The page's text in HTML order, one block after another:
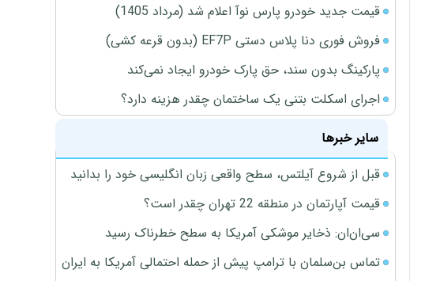
قیمت جدید خودرو پارس نوآ اعلام شد (مرداد 1405)
فروش فوری دنا پلاس دستی EF7P (بدون قرعه کشی)
پارکینگ بدون سند، حق پارک خودرو ایجاد نمی‌کند
اجرای اسکلت بتنی یک ساختمان چقدر هزینه دارد؟
سایر خبرها
قبل از شروع آیلتس، سطح واقعی زبان انگلیسی خود را بدانید
قیمت آپارتمان در منطقه 22 تهران چقدر است؟
سی‌ان‌ان: ذخایر موشکی آمریکا به سطح خطرناک رسید
تماس بن‌سلمان با ترامپ پیش از حمله احتمالی آمریکا به ایران